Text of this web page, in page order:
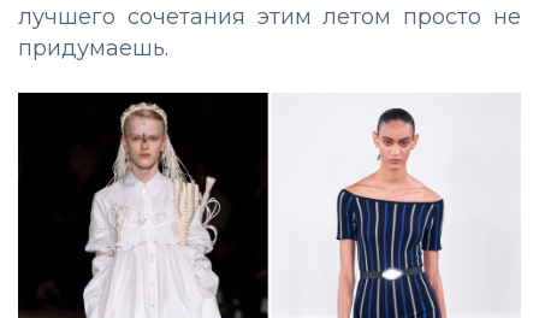
лучшего сочетания этим летом просто не
придумаешь.